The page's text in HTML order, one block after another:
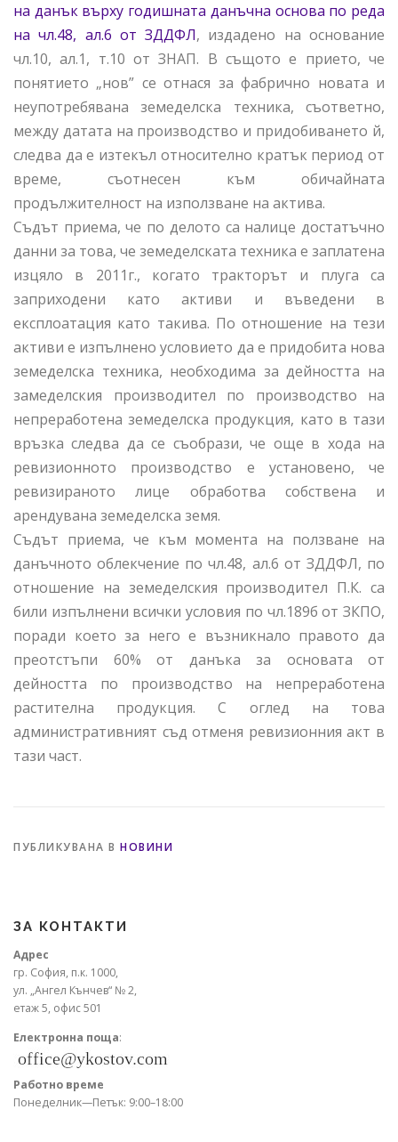
на данък върху годишната данъчна основа по реда
на чл.48, ал.6 от ЗДДФЛ, издадено на основание
чл.10, ал.1, т.10 от ЗНАП. В същото е прието, че
понятието „нов” се отнася за фабрично новата и
неупотребявана земеделска техника, съответно,
между датата на производство и придобиването й,
следва да е изтекъл относително кратък период от
време, съотнесен към обичайната
продължителност на използване на актива.
Съдът приема, че по делото са налице достатъчно
данни за това, че земеделската техника е заплатена
изцяло в 2011г., когато тракторът и плуга са
заприходени като активи и въведени в
експлоатация като такива. По отношение на тези
активи е изпълнено условието да е придобита нова
земеделска техника, необходима за дейността на
замеделския производител по производство на
непреработена земеделска продукция, като в тази
връзка следва да се съобрази, че още в хода на
ревизионното производство е установено, че
ревизираното лице обработва собствена и
арендувана земеделска земя.
Съдът приема, че към момента на ползване на
данъчното облекчение по чл.48, ал.6 от ЗДДФЛ, по
отношение на земеделския производител П.К. са
били изпълнени всички условия по чл.189б от ЗКПО,
поради което за него е възникнало правото да
преотстъпи 60% от данъка за основата от
дейността по производство на непреработена
растителна продукция. С оглед на това
административният съд отменя ревизионния акт в
тази част.
ПУБЛИКУВАНА В НОВИНИ
ЗА КОНТАКТИ
Адрес
гр. София, п.к. 1000,
ул. „Ангел Кънчев“ № 2,
етаж 5, офис 501
Електронна поща:
Работно време
Понеделник—Петък: 9:00–18:00